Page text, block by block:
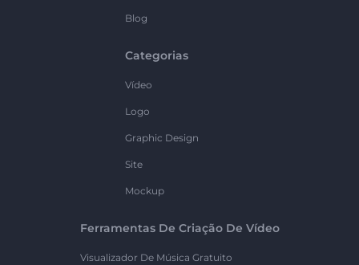
Blog
Categorias
Vídeo
Logo
Graphic Design
Site
Mockup
Ferramentas De Criação De Vídeo
Visualizador De Música Gratuito